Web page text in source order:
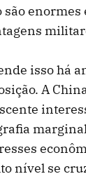
enormes
isso há
A
nível se